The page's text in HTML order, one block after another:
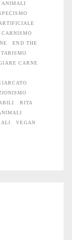
ANIMALI
CARNISMO
END THE
CARNE
RITA
VEGAN